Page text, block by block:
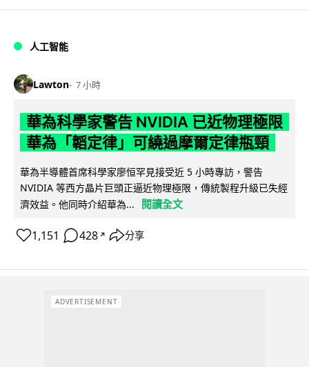
人工智能
Lawton 7 小時
華為科學家警告 NVIDIA 已近物理極限
華為「韜定律」可繞過摩爾定律瓶頸
華為半導體首席科學家廖恒罕見接受近 5 小時專訪，警告
NVIDIA 等西方晶片巨頭正逼近物理極限，傳統製程升級已失經
濟效益。他同時介紹華為...
閱讀全文
1,151 428 ↗ 分享
ADVERTISEMENT